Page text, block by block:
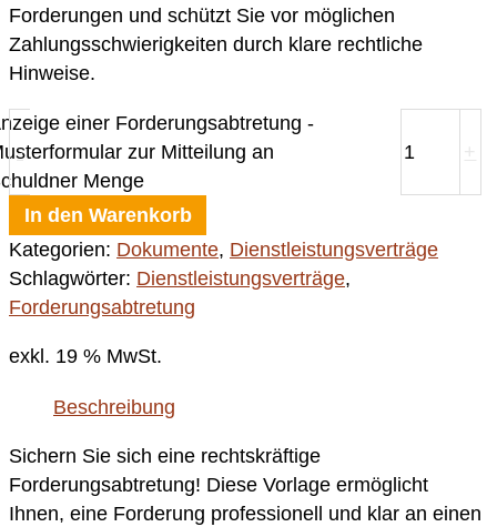
Forderungen und schützt Sie vor möglichen
Zahlungsschwierigkeiten durch klare rechtliche
Hinweise.
-
einer Forderungsabtretung -
zur Mitteilung an
Menge
In den Warenkorb
Kategorien: Dokumente, Dienstleistungsverträge
Schlagwörter: Dienstleistungsverträge,
Forderungsabtretung
exkl. 19 % MwSt.
Beschreibung
Sichern Sie sich eine rechtskräftige
Forderungsabtretung! Diese Vorlage ermöglicht
Ihnen, eine Forderung professionell und klar an einen